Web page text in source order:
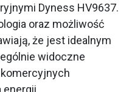
Dyness HV9637.
oraz możliwość
że jest idealnym
widoczne